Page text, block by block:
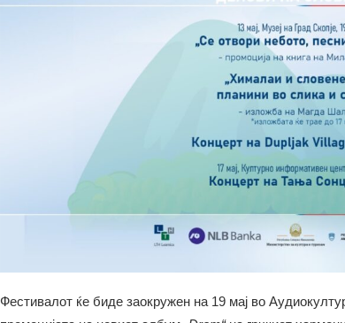
Фестивалот ќе биде заокружен на 19 мај во